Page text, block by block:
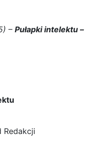
– Pułapki intelektu –
Redakcji